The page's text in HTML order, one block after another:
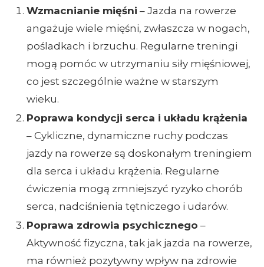
Wzmacnianie mięśni – Jazda na rowerze
angażuje wiele mięśni, zwłaszcza w nogach,
pośladkach i brzuchu. Regularne treningi
mogą pomóc w utrzymaniu siły mięśniowej,
co jest szczególnie ważne w starszym
wieku.
Poprawa kondycji serca i układu krążenia
– Cykliczne, dynamiczne ruchy podczas
jazdy na rowerze są doskonałym treningiem
dla serca i układu krążenia. Regularne
ćwiczenia mogą zmniejszyć ryzyko chorób
serca, nadciśnienia tętniczego i udarów.
Poprawa zdrowia psychicznego –
Aktywność fizyczna, tak jak jazda na rowerze,
ma również pozytywny wpływ na zdrowie